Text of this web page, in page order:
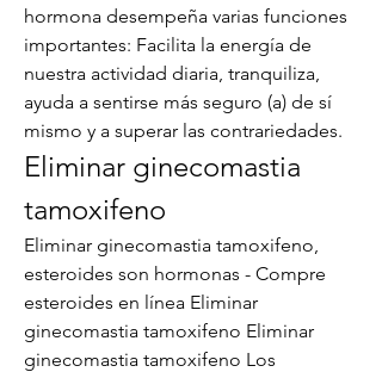
hormona desempeña varias funciones
importantes: Facilita la energía de
nuestra actividad diaria, tranquiliza,
ayuda a sentirse más seguro (a) de sí
mismo y a superar las contrariedades.
Eliminar ginecomastia
tamoxifeno
Eliminar ginecomastia tamoxifeno,
esteroides son hormonas - Compre
esteroides en línea Eliminar
ginecomastia tamoxifeno Eliminar
ginecomastia tamoxifeno Los